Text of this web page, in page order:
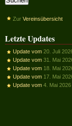
Zur Vereinsübersicht
Letzte Updates
Update vom 20. Juli
Update vom 31. Mai
Update vom 18. Mai
Update vom 17. Mai
Update vom 4. Mai 2026